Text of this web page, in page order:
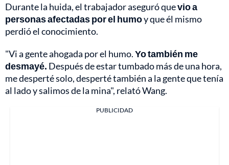
Durante la huida, el trabajador aseguró quevio a
personas afectadas por el humoy que él mismo
perdió el conocimiento.
"Vi a gente ahogada por el humo.Yo también me
desmayé. Después de estar tumbado más de una hora,
me desperté solo, desperté también a la gente que tenía
al lado y salimos de la mina", relató Wang.
PUBLICIDAD